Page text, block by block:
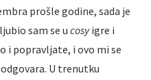
prošle godine, sada je
sam se u cosyigre i
i popravljate, i ovo mi se
U trenutku